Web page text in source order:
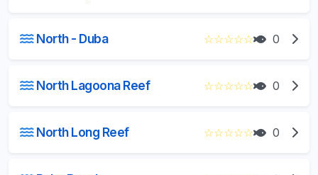
North - Duba ☆☆☆☆☆ 0
North Lagoona Reef ☆☆☆☆☆ 0
North Long Reef ☆☆☆☆☆ 0